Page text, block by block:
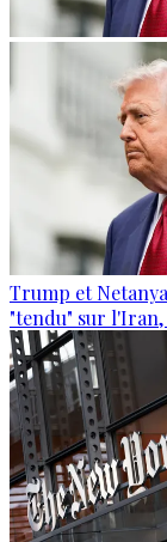
Trump et
"tendu" sur l'Iran,